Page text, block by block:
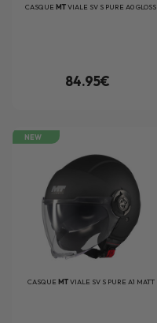
CASQUEMTVIALE SV S PURE A0 GLOSS
84.95€
NEW
CASQUE MTVIALE SV S PURE A1 MATT